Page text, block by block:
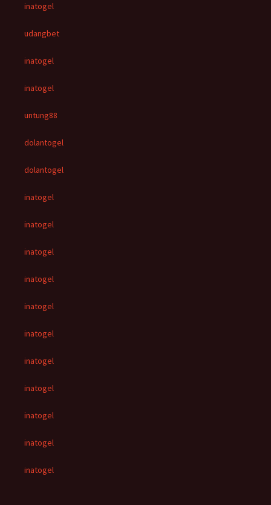
inatogel
udangbet
inatogel
inatogel
untung88
dolantogel
dolantogel
inatogel
inatogel
inatogel
inatogel
inatogel
inatogel
inatogel
inatogel
inatogel
inatogel
inatogel